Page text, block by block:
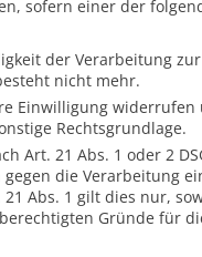
sofern einer der
der Verarbeitung
nicht mehr.
Einwilligung widerrufen
Rechtsgrundlage.
Art. 21 Abs. 1 oder 2
die Verarbeitung
21 Abs. 1 gilt dies nur,
Gründe für